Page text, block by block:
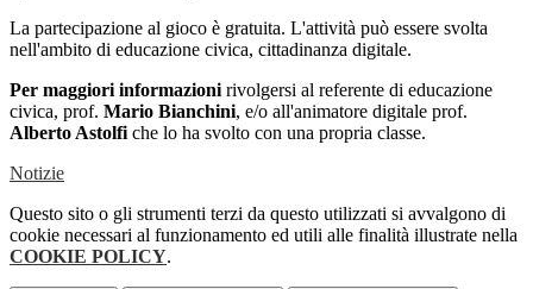
La partecipazione al gioco è gratuita. L'attività può essere svolta
nell'ambito di educazione civica, cittadinanza digitale.
Per maggiori informazioni rivolgersi al referente di educazione
civica, prof. Mario Bianchini, e/o all'animatore digitale prof.
Alberto Astolfi che lo ha svolto con una propria classe.
Notizie
Questo sito o gli strumenti terzi da questo utilizzati si avvalgono di
cookie necessari al funzionamento ed utili alle finalità illustrate nella
COOKIE POLICY.